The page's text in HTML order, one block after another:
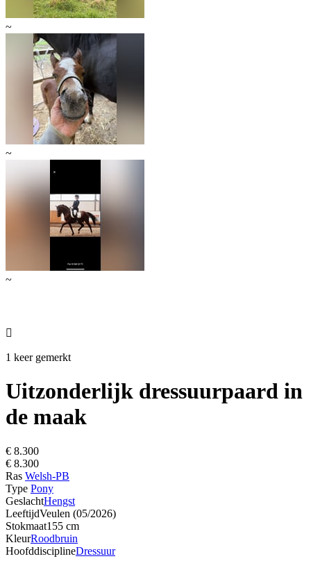
~
~
~

1 keer gemerkt
Uitzonderlijk dressuurpaard in
de maak
€ 8.300
€ 8.300
Ras Welsh-PB
Type Pony
GeslachtHengst
LeeftijdVeulen (05/2026)
Stokmaat155 cm
KleurRoodbruin
HoofddisciplineDressuur